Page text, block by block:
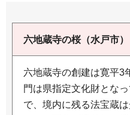
六地蔵寺の桜（水戸市）
六地蔵寺の創建は寛平3
門は県指定文化財とな
で、境内に残る法宝蔵